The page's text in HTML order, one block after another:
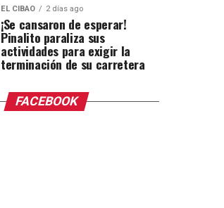
EL CIBAO 2 días ago
¡Se cansaron de esperar!
Pinalito paraliza sus
actividades para exigir la
terminación de su carretera
FACEBOOK